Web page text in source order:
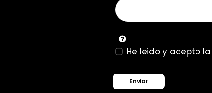
He leido y acepto la
Enviar